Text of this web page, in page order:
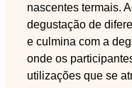
nascentes termais.
degustação de
e culmina com a
onde os
utilizações que se